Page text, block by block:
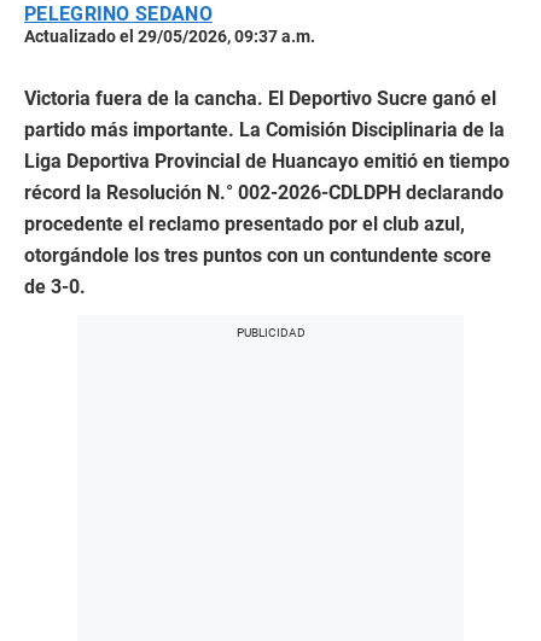
PELEGRINO SEDANO
Actualizado el 29/05/2026, 09:37 a.m.
Victoria fuera de la cancha. El Deportivo Sucre ganó el
partido más importante. La Comisión Disciplinaria de la
Liga Deportiva Provincial de Huancayo emitió en tiempo
récord la Resolución N.° 002-2026-CDLDPH declarando
procedente el reclamo presentado por el club azul,
otorgándole los tres puntos con un contundente score
de 3-0.